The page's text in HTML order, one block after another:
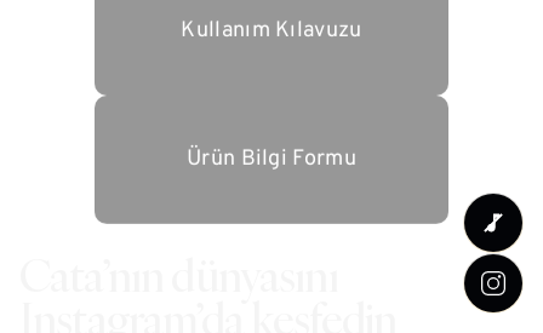
Kullanım Kılavuzu
Ürün Bilgi Formu